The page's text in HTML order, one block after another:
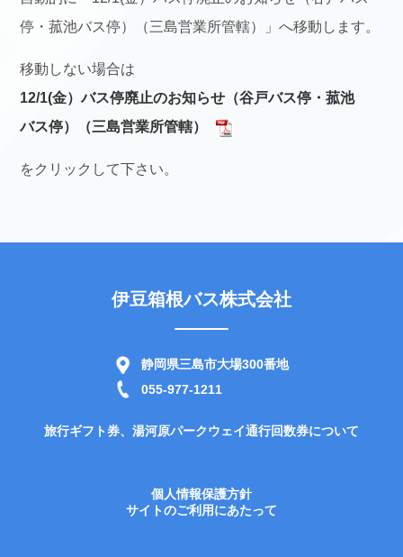
停・菰池バス停）（三島営業所管轄）」へ移動します。
移動しない場合は
12/1(金）バス停廃止のお知らせ（谷戸バス停・菰池
バス停）（三島営業所管轄）
をクリックして下さい。
伊豆箱根バス株式会社
静岡県三島市大場300番地
055-977-1211
旅行ギフト券、湯河原パークウェイ通行回数券について
個人情報保護方針
サイトのご利用にあたって